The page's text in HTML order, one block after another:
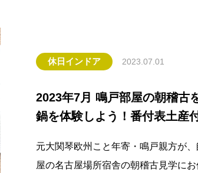
休日インドア 2023.07.01
2023年7月 鳴戸部屋の朝稽古
鍋を体験しよう！番付表土産
元大関琴欧州こと年寄・鳴戸親方が
屋の名古屋場所宿舎の朝稽古見学に